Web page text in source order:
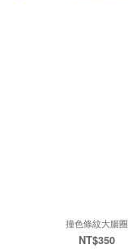
撞色條紋大腸圈
NT$350